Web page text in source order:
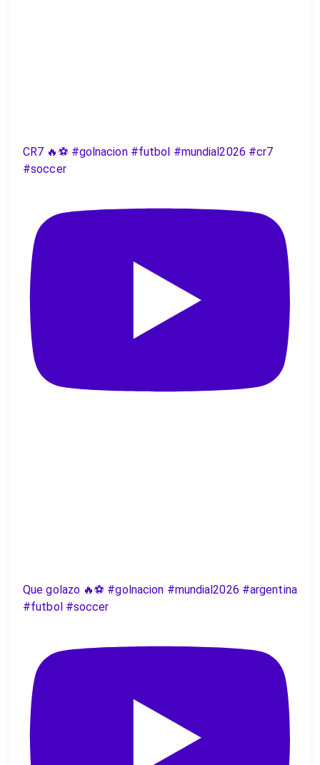
CR7 🔥⚽️ #golnacion #futbol #mundial2026 #cr7
#soccer
Que golazo 🔥⚽️ #golnacion #mundial2026 #argentina
#futbol #soccer